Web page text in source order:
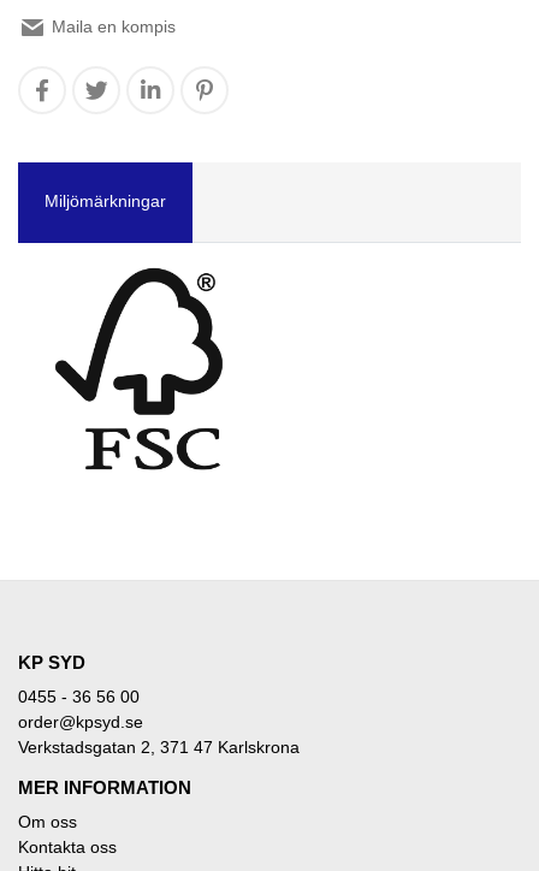
Maila en kompis
Miljömärkningar
KP SYD
0455 - 36 56 00
order@kpsyd.se
Verkstadsgatan 2, 371 47 Karlskrona
MER INFORMATION
Om oss
Kontakta oss